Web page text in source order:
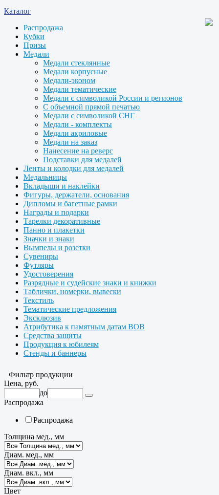
Каталог
Распродажа
Кубки
Призы
Медали
Медали стеклянные
Медали корпусные
Медали-эконом
Медали тематические
Медали с символикой России и регионов
С объемной прямой печатью
Медали с символикой СНГ
Медали - комплекты
Медали акриловые
Медали на заказ
Нанесение на реверс
Подставки для медалей
Ленты и колодки для медалей
Медальницы
Вкладыши и наклейки
Фигуры, держатели, основания
Дипломы и багетные рамки
Награды и подарки
Тарелки декоративные
Панно и плакетки
Значки и знаки
Вымпелы и розетки
Сувениры
Футляры
Удостоверения
Разрядные и судейские знаки и книжки
Таблички, номерки, вывески
Текстиль
Тематические предложения
Эксклюзив
Атрибутика к памятным датам ВОВ
Средства защиты
Продукция к юбилеям
Стенды и баннеры
Фильтр продукции
Цена, руб.
до
Распродажа
Распродажа
Толщина мед., мм
Диам. мед., мм
Диам. вкл., мм
Цвет